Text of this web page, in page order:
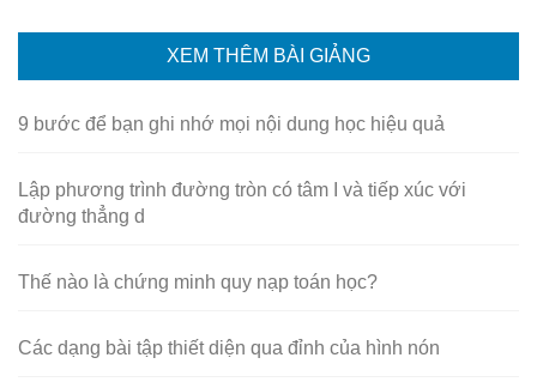
XEM THÊM BÀI GIẢNG
9 bước để bạn ghi nhớ mọi nội dung học hiệu quả
Lập phương trình đường tròn có tâm I và tiếp xúc với
đường thẳng d
Thế nào là chứng minh quy nạp toán học?
Các dạng bài tập thiết diện qua đỉnh của hình nón